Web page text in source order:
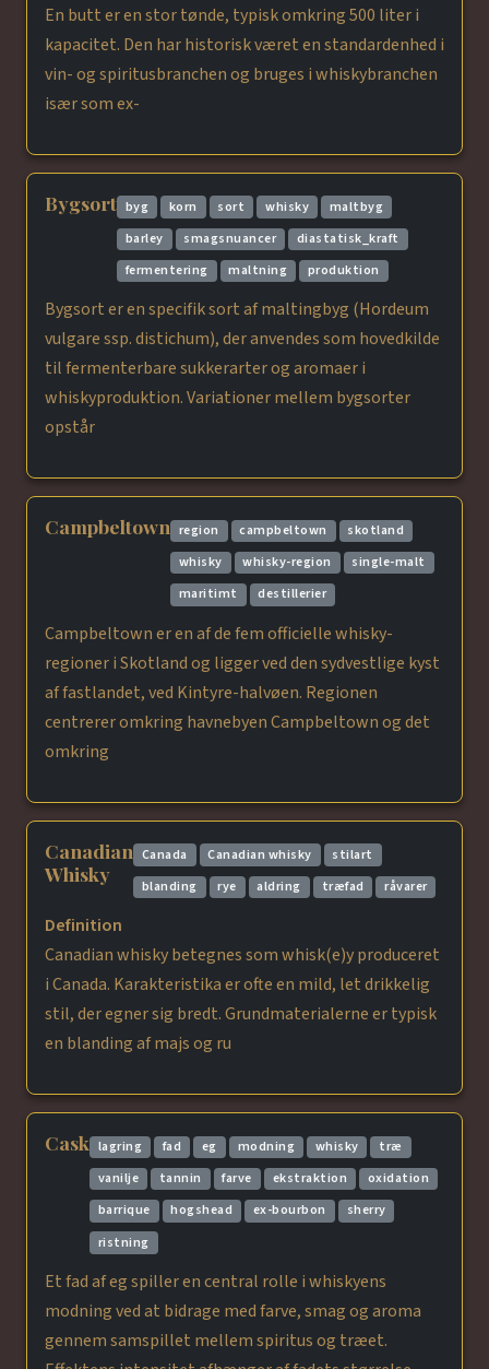
En butt er en stor tønde, typisk omkring 500 liter i
kapacitet. Den har historisk været en standardenhed i
vin- og spiritusbranchen og bruges i whiskybranchen
især som ex-
Bygsort byg korn sort whisky
maltbyg
barley
smagsnuancer
diastatisk_kraft
fermentering
maltning produktion
Bygsort er en specifik sort af maltingbyg (Hordeum
vulgare ssp. distichum), der anvendes som hovedkilde
til fermenterbare sukkerarter og aromaer i
whiskyproduktion. Variationer mellem bygsorter
opstår
Campbeltown region campbeltown
skotland
whisky
whisky-region
single-malt
maritimt
destillerier
Campbeltown er en af de fem officielle whisky-
regioner i Skotland og ligger ved den sydvestlige kyst
af fastlandet, ved Kintyre-halvøen. Regionen
centrerer omkring havnebyen Campbeltown og det
omkring
Canadian
Whisky
Canada Canadian whisky
stilart
blanding
rye aldring træfad råvarer
Definition
Canadian whisky betegnes som whisk(e)y produceret
i Canada. Karakteristika er ofte en mild, let drikkelig
stil, der egner sig bredt. Grundmaterialerne er typisk
en blanding af majs og ru
Cask lagring fad eg modning whisky
træ
vanilje
tannin farve ekstraktion
oxidation
barrique
hogshead ex-bourbon
sherry
ristning
Et fad af eg spiller en central rolle i whiskyens
modning ved at bidrage med farve, smag og aroma
gennem samspillet mellem spiritus og træet.